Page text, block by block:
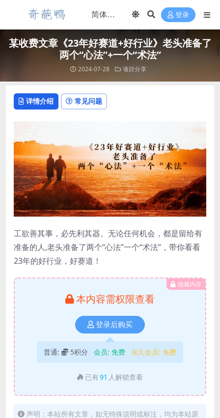
登录
某收费文章《23年好赛道+好行业》老头准备了
两个“心法”+一个“术法”
2024-07-28 项目分享
详情介绍 常见问题
工欲善其事，必先利其器。无论任何机会，都是留给有
准备的人,老头准备了两个“心法”一个“术法”，带你看看
23年的好行业，好赛道！
隐藏内容
本内容需权限查看
登录后购买
普通: 5积分 会员: 免费 永久会员: 免费
已有91 人解锁查看
声明：本站所有文章，如无特殊说明或标注，均为本站原